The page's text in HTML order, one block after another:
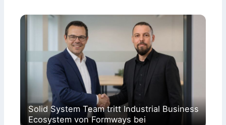
Solid System Team tritt Industrial Business
Ecosystem von Formways bei